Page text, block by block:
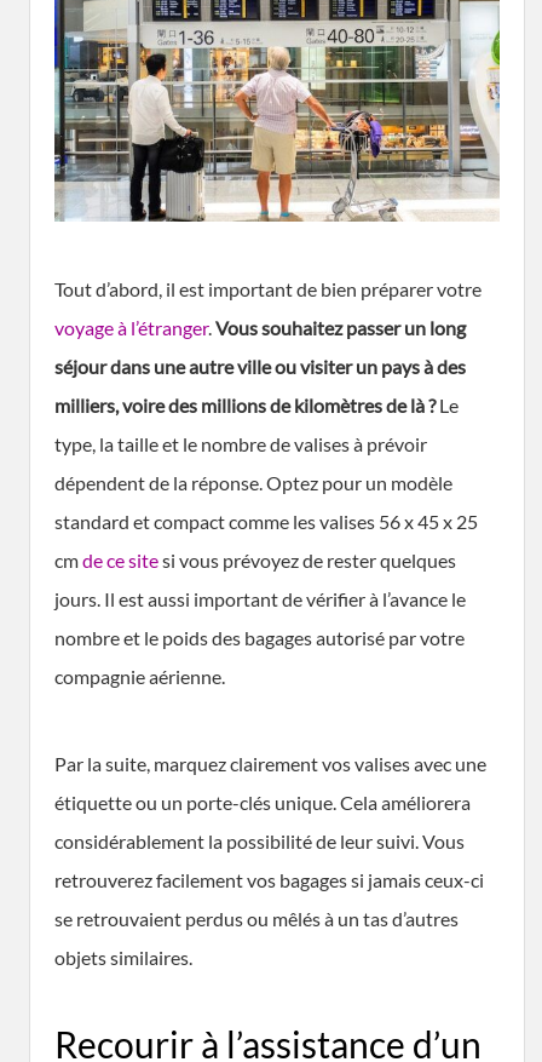
Tout d’abord, il est important de bien préparer votre
voyage à l’étranger.Vous souhaitez passer un long
séjour dans une autre ville ou visiter un pays à des
milliers, voire des millions de kilomètres de là ?Le
type, la taille et le nombre de valises à prévoir
dépendent de la réponse. Optez pour un modèle
standard et compact comme les valises 56 x 45 x 25
cmde ce sitesi vous prévoyez de rester quelques
jours. Il est aussi important de vérifier à l’avance le
nombre et le poids des bagages autorisé par votre
compagnie aérienne.
Par la suite, marquez clairement vos valises avec une
étiquette ou un porte-clés unique. Cela améliorera
considérablement la possibilité de leur suivi. Vous
retrouverez facilement vos bagages si jamais ceux-ci
se retrouvaient perdus ou mêlés à un tas d’autres
objets similaires.
Recourir à l’assistance d’un